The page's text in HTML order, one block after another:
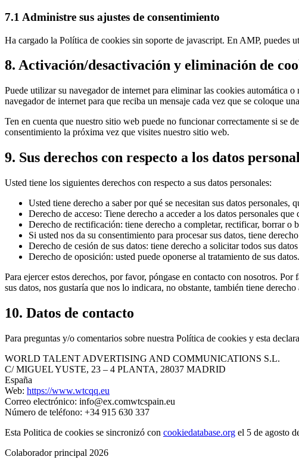
7.1 Administre sus ajustes de consentimiento
Ha cargado la Política de cookies sin soporte de javascript. En AMP, puedes
8. Activación/desactivación y eliminación de
Puede utilizar su navegador de internet para eliminar las cookies automática
navegador de internet para que reciba un mensaje cada vez que se coloque
Ten en cuenta que nuestro sitio web puede no funcionar correctamente si se
consentimiento la próxima vez que visites nuestro sitio web.
9. Sus derechos con respecto a los datos
Usted tiene los siguientes derechos con respecto a sus datos personales:
Usted tiene derecho a saber por qué se necesitan sus datos
Derecho de acceso: Tiene derecho a acceder a los datos personales que
Derecho de rectificación: tiene derecho a completar, rectificar, borrar o
Si usted nos da su consentimiento para procesar sus datos, tiene
Derecho de cesión de sus datos: tiene derecho a solicitar todos sus
Derecho de oposición: usted puede oponerse al tratamiento de sus
Para ejercer estos derechos, por favor, póngase en contacto con nosotros.
sus datos, nos gustaría que nos lo indicara, no obstante, también tiene
10. Datos de contacto
Para preguntas y/o comentarios sobre nuestra Política de cookies y esta
WORLD TALENT ADVERTISING AND COMMUNICATIONS S.L.
C/ MIGUEL YUSTE, 23 – 4 PLANTA, 28037 MADRID
España
Web: https://www.wtcqq.eu
Correo electrónico: info@ex.comwtcspain.eu
Número de teléfono: +34 915 630 337
Esta Politica de cookies se sincronizó con cookiedatabase.org el 5 de agosto
Colaborador principal 2026